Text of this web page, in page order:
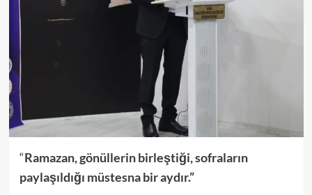
“Ramazan, gönüllerin birleştiği, sofraların
paylaşıldığı müstesna bir aydır.”